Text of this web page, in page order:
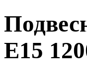
E15